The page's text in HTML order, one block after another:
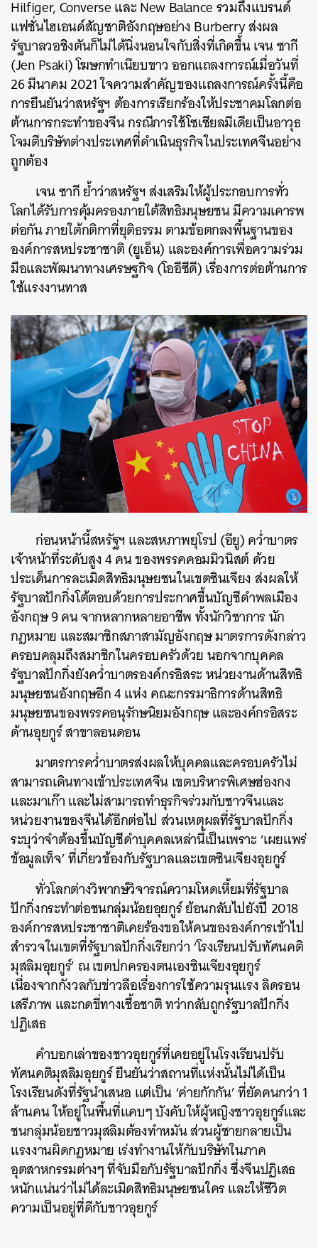
Hilfiger, Converse และ New Balance รวมถึงแบรนด์
แฟชั่นไฮเอนด์สัญชาติอังกฤษอย่าง Burberry ส่งผล
รัฐบาลวอชิงตันก็ไม่ได้นิ่งนอนใจกับสิ่งที่เกิดขึ้น เจน ซากี
(Jen Psaki) โฆษกทำเนียบขาว ออกแถลงการณ์เมื่อวันที่
26 มีนาคม 2021 ใจความสำคัญของแถลงการณ์ครั้งนี้คือ
การยืนยันว่าสหรัฐฯ ต้องการเรียกร้องให้ประชาคมโลกต่อ
ต้านการกระทำของจีน กรณีการใช้โซเชียลมีเดียเป็นอาวุธ
โจมตีบริษัทต่างประเทศที่ดำเนินธุรกิจในประเทศจีนอย่าง
ถูกต้อง
เจน ซากี ย้ำว่าสหรัฐฯ ส่งเสริมให้ผู้ประกอบการทั่ว
โลกได้รับการคุ้มครองภายใต้สิทธิมนุษยชน มีความเคารพ
ต่อกัน ภายใต้กติกาที่ยุติธรรม ตามข้อตกลงพื้นฐานของ
องค์การสหประชาชาติ (ยูเอ็น) และองค์การเพื่อความร่วม
มือและพัฒนาทางเศรษฐกิจ (โออีซีดี) เรื่องการต่อต้านการ
ใช้แรงงานทาส
ก่อนหน้านี้สหรัฐฯ และสหภาพยุโรป (อียู) คว่ำบาตร
เจ้าหน้าที่ระดับสูง 4 คน ของพรรคคอมมิวนิสต์ ด้วย
ประเด็นการละเมิดสิทธิมนุษยชนในเขตซินเจียง ส่งผลให้
รัฐบาลปักกิ่งโต้ตอบด้วยการประกาศขึ้นบัญชีดำพลเมือง
อังกฤษ 9 คน จากหลากหลายอาชีพ ทั้งนักวิชาการ นัก
กฎหมาย และสมาชิกสภาสามัญอังกฤษ มาตรการดังกล่าว
ครอบคลุมถึงสมาชิกในครอบครัวด้วย นอกจากบุคคล
รัฐบาลปักกิ่งยังคว่ำบาตรองค์กรอิสระ หน่วยงานด้านสิทธิ
มนุษยชนอังกฤษอีก 4 แห่ง คณะกรรมาธิการด้านสิทธิ
มนุษยชนของพรรคอนุรักษนิยมอังกฤษ และองค์กรอิสระ
ด้านอุยกูร์ สาขาลอนดอน
มาตรการคว่ำบาตรส่งผลให้บุคคลและครอบครัวไม่
สามารถเดินทางเข้าประเทศจีน เขตบริหารพิเศษฮ่องกง
และมาเก๊า และไม่สามารถทำธุรกิจร่วมกับชาวจีนและ
หน่วยงานของจีนได้อีกต่อไป ส่วนเหตุผลที่รัฐบาลปักกิ่ง
ระบุว่าจำต้องขึ้นบัญชีดำบุคคลเหล่านี้เป็นเพราะ ‘เผยแพร่
ข้อมูลเท็จ’ ที่เกี่ยวข้องกับรัฐบาลและเขตซินเจียงอุยกูร์
ทั่วโลกต่างวิพากษ์วิจารณ์ความโหดเหี้ยมที่รัฐบาล
ปักกิ่งกระทำต่อชนกลุ่มน้อยอุยกูร์ ย้อนกลับไปยังปี 2018
องค์การสหประชาชาติเคยร้องขอให้คนขององค์การเข้าไป
สำรวจในเขตที่รัฐบาลปักกิ่งเรียกว่า ‘โรงเรียนปรับทัศนคติ
มุสลิมอุยกูร์’ ณ เขตปกครองตนเองซินเจียงอุยกูร์
เนื่องจากกังวลกับข่าวลือเรื่องการใช้ความรุนแรง ลิดรอน
เสรีภาพ และกดขี่ทางเชื้อชาติ ทว่ากลับถูกรัฐบาลปักกิ่ง
ปฏิเสธ
คำบอกเล่าของชาวอุยกูร์ที่เคยอยู่ในโรงเรียนปรับ
ทัศนคติมุสลิมอุยกูร์ ยืนยันว่าสถานที่แห่งนั้นไม่ได้เป็น
โรงเรียนดังที่รัฐนำเสนอ แต่เป็น ‘ค่ายกักกัน’ ที่ยัดคนกว่า 1
ล้านคน ให้อยู่ในพื้นที่แคบๆ บังคับให้ผู้หญิงชาวอุยกูร์และ
ชนกลุ่มน้อยชาวมุสลิมต้องทำหมัน ส่วนผู้ชายกลายเป็น
แรงงานผิดกฎหมาย เร่งทำงานให้กับบริษัทในภาค
อุตสาหกรรมต่างๆ ที่จับมือกับรัฐบาลปักกิ่ง ซึ่งจีนปฏิเสธ
หนักแน่นว่าไม่ได้ละเมิดสิทธิมนุษยชนใคร และให้ชีวิต
ความเป็นอยู่ที่ดีกับชาวอุยกูร์
SHARE TWEET LINE EMAIL